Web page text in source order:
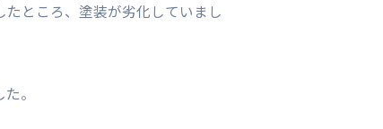
ところ、塗装が劣化していまし
。